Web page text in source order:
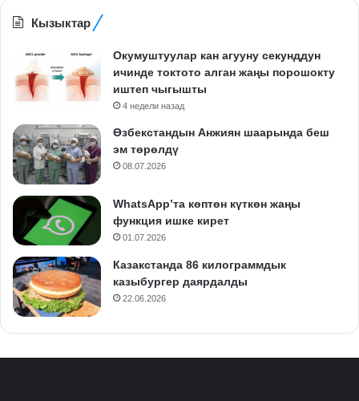
Кызыктар
Окумуштуулар кан агууну секунддун
ичинде токтото алган жаңы порошокту
иштеп чыгышты
4 недели назад
Өзбекстандын Анжиян шаарында беш
эм төрөлдү
08.07.2026
WhatsApp’та көптөн күткөн жаңы
функция ишке кирет
01.07.2026
Казакстанда 86 килограммдык
казыбургер даярдалды
22.06.2026